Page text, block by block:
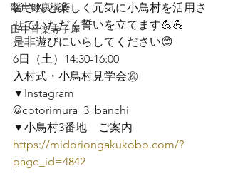
歌声健康講座
田中音楽寺子屋
皆さんと楽しく元気に小鳥村を活用さ
せていただく誓いを立てます💪💪
是非遊びにいらしてください😊
6日（土）14:30-16:00
入村式・小鳥村見学会㊗️
▼Instagram
@cotorimura_3_banchi
https://midoriongakukobo.com/?
page_id=4842